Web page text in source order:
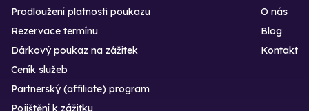
Prodloužení platnosti poukazu
Rezervace termínu
Dárkový poukaz na zážitek
O nás
Blog
Kontakt
Ceník služeb
Partnerský (affiliate) program
Pojištění k zážitku